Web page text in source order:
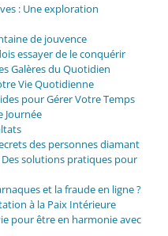
: Une exploration
de jouvence
essayer de le conquérir
Galères du Quotidien
Vie Quotidienne
pour Gérer Votre Temps
Journée
des personnes diamant
Des solutions pratiques pour
et la fraude en ligne ?
à la Paix Intérieure
pour être en harmonie avec